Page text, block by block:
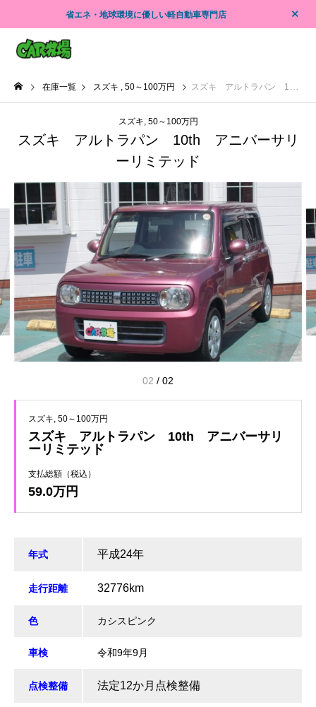
省エネ・地球環境に優しい軽自動車専門店
在庫一覧 スズキ 50～100万円 スズキ アルトラパン 10th アニバーサリーリミテッド
スズキ 50～100万円
スズキ アルトラパン 10th アニバーサリ
ーリミテッド
01 / 02
スズキ 50～100万円
スズキ アルトラパン 10th アニバーサリ
ーリミテッド
支払総額（税込）
59.0万円
年式 平成24年
走行距離 32776km
色 カシスピンク
車検 令和9年9月
点検整備 法定12か月点検整備